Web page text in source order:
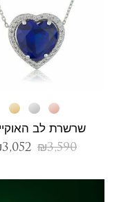
שרשרת לב
₪3,590
3,052